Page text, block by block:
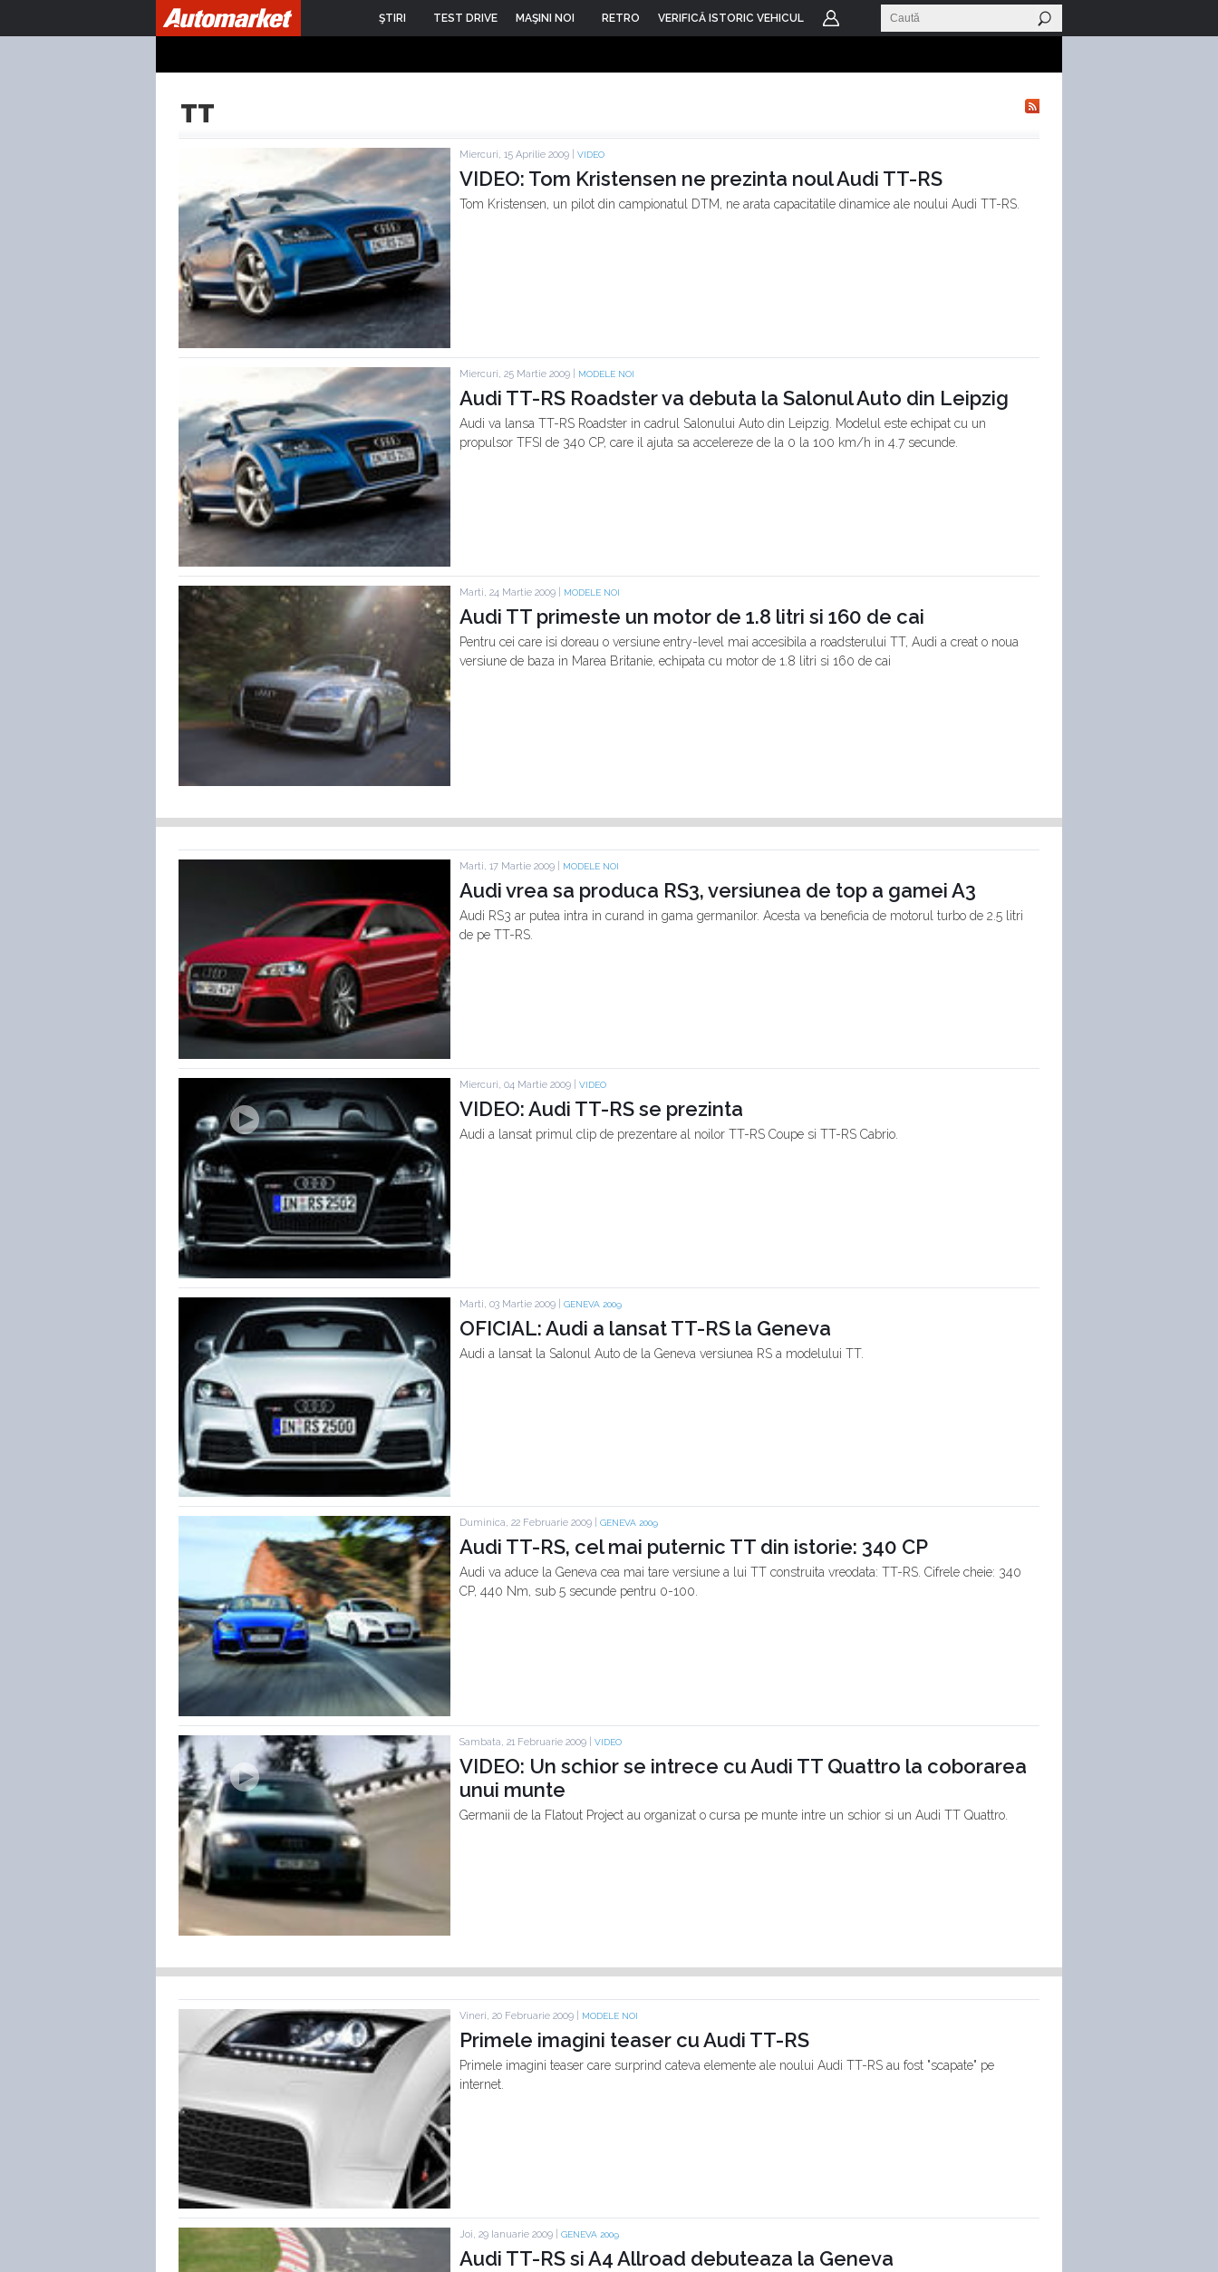
ŞTIRI TEST DRIVE MAŞINI NOI RETRO VERIFICĂ ISTORIC VEHICUL
TT
Miercuri, 15 Aprilie 2009 | VIDEO
VIDEO: Tom Kristensen ne prezinta noul Audi TT-RS
Tom Kristensen, un pilot din campionatul DTM, ne arata capacitatile dinamice ale noului Audi TT-RS.
Miercuri, 25 Martie 2009 | MODELE NOI
Audi TT-RS Roadster va debuta la Salonul Auto din Leipzig
Audi va lansa TT-RS Roadster in cadrul Salonului Auto din Leipzig. Modelul este echipat cu un
propulsor TFSI de 340 CP, care il ajuta sa accelereze de la 0 la 100 km/h in 4.7 secunde.
Marti, 24 Martie 2009 | MODELE NOI
Audi TT primeste un motor de 1.8 litri si 160 de cai
Pentru cei care isi doreau o versiune entry-level mai accesibila a roadsterului TT, Audi a creat o noua
versiune de baza in Marea Britanie, echipata cu motor de 1.8 litri si 160 de cai
Marti, 17 Martie 2009 | MODELE NOI
Audi vrea sa produca RS3, versiunea de top a gamei A3
Audi RS3 ar putea intra in curand in gama germanilor. Acesta va beneficia de motorul turbo de 2.5 litri
de pe TT-RS.
Miercuri, 04 Martie 2009 | VIDEO
VIDEO: Audi TT-RS se prezinta
Audi a lansat primul clip de prezentare al noilor TT-RS Coupe si TT-RS Cabrio.
Marti, 03 Martie 2009 | GENEVA 2009
OFICIAL: Audi a lansat TT-RS la Geneva
Audi a lansat la Salonul Auto de la Geneva versiunea RS a modelului TT.
Duminica, 22 Februarie 2009 | GENEVA 2009
Audi TT-RS, cel mai puternic TT din istorie: 340 CP
Audi va aduce la Geneva cea mai tare versiune a lui TT construita vreodata: TT-RS. Cifrele cheie: 340
CP, 440 Nm, sub 5 secunde pentru 0-100.
Sambata, 21 Februarie 2009 | VIDEO
VIDEO: Un schior se intrece cu Audi TT Quattro la coborarea
unui munte
Germanii de la Flatout Project au organizat o cursa pe munte intre un schior si un Audi TT Quattro.
Vineri, 20 Februarie 2009 | MODELE NOI
Primele imagini teaser cu Audi TT-RS
Primele imagini teaser care surprind cateva elemente ale noului Audi TT-RS au fost "scapate" pe
internet.
Joi, 29 Ianuarie 2009 | GENEVA 2009
Audi TT-RS si A4 Allroad debuteaza la Geneva